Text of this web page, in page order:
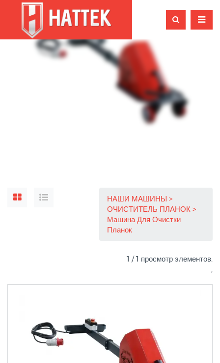
НАШИ МАШИНЫ
ОЧИСТИТЕЛЬ ПЛАНОК
Машина Для Очистки
Планок
1 / 1 просмотр элементов.
,